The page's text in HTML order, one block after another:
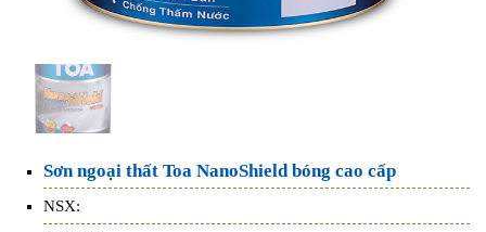
Sơn ngoại thất Toa NanoShield bóng cao cấp
NSX: